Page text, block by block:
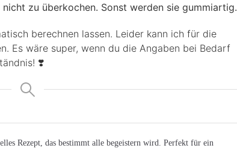
zu überkochen. Sonst werden sie gummiartig.
Es wäre super, wenn du die Angaben bei Bedarf
❣️
Rezept, das bestimmt alle begeistern wird. Perfekt für ein